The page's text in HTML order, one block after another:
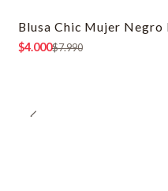
-50% OFF
Blusa Chic Mujer Negro
$4.000$7.990